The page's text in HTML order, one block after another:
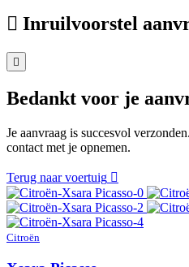
Inruilvoorstel
Bedankt voor je
Je aanvraag is succesvol
contact met je opnemen.
Terug naar voertuig
Citroën